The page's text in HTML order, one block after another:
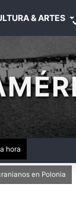
& ARTES
hora
en Polonia